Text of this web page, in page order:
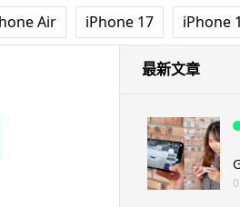
Air iPhone 17 iPhone
最新文章